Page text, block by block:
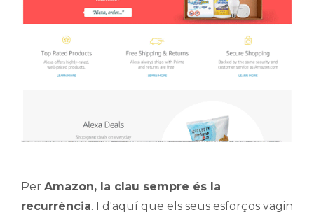
Per Amazon, la clau sempre és la
recurrència. I d'aquí que els seus esforços vagin